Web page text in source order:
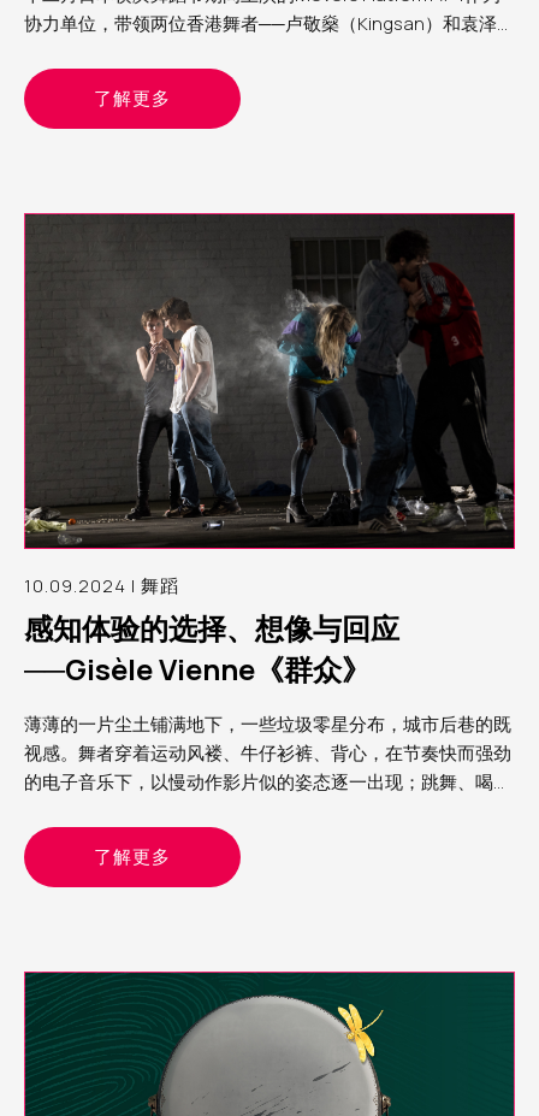
协力单位，带领两位香港舞者──卢敬燊（Kingsan）和袁泽森
理表演艺术制作人（舞蹈）Yvonne，分享这个计划的经验和
观察
了解更多
10.09.2024 | 舞蹈
感知体验的选择、想像与回应
──Gisèle Vienne《群众》
薄薄的一片尘土铺满地下，一些垃圾零星分布，城市后巷的既
视感。舞者穿着运动风褛、牛仔衫裤、背心，在节奏快而强劲
的电子音乐下，以慢动作影片似的姿态逐一出现；跳舞、喝
这就是我经历过Rave party（锐舞派对）的模样
了解更多